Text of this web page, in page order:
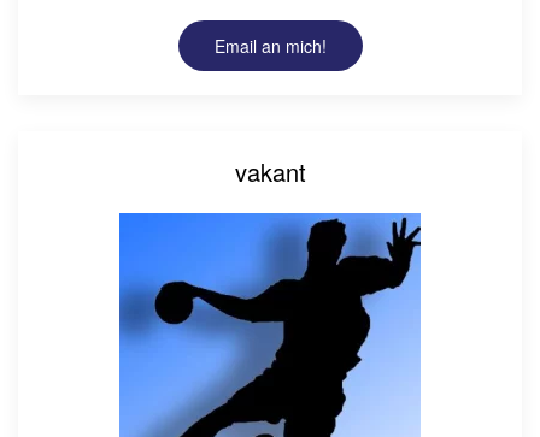
Email an mich!
vakant